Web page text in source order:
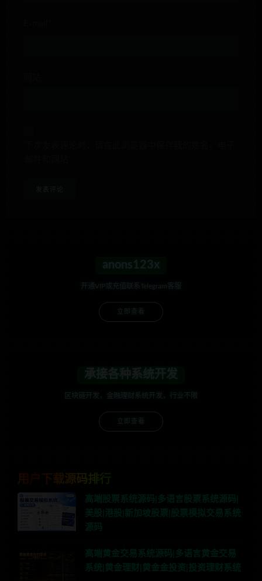
anons123x
开通VIP或充值联系Telegram客服
承接各种系统开发
区块链开发，金融理财系统开发，行业不限
用户下载源码排行
高端股票系统源码|多语言股票系统源码|
美股|港股|新加坡股票|股票模拟交易系统
源码
高端黄金交易系统源码|多语言黄金交易
系统|黄金理财|黄金金投资|投资理财系统